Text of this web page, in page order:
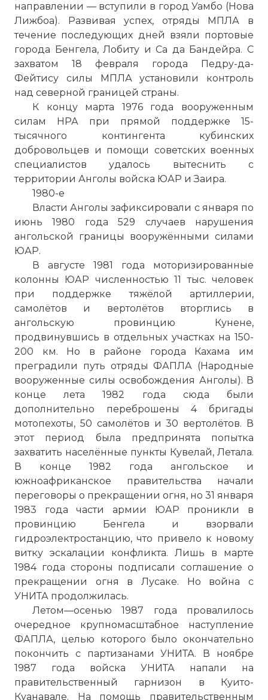
направлении — вступили в город Уамбо (Нова
Лижбоа). Развивая успех, отряды МПЛА в
течение последующих дней взяли портовые
города Бенгела, Лобиту и Са да Бандейра. С
захватом 18 февраля города Педру-да-
Фейтису силы МПЛА установили контроль
над северной границей страны.
К концу марта 1976 года вооруженным
силам НРА при прямой поддержке 15-
тысячного контингента кубинских
добровольцев и помощи советских военных
специалистов удалось вытеснить с
территории Анголы войска ЮАР и Заира.
1980-е
Власти Анголы зафиксировали с января по
июнь 1980 года 529 случаев нарушения
ангольской границы вооружёнными силами
ЮАР.
В августе 1981 года моторизированные
колонны ЮАР численностью 11 тыс. человек
при поддержке тяжёлой артиллерии,
самолётов и вертолётов вторглись в
ангольскую провинцию Кунене,
продвинувшись в отдельных участках на 150-
200 км. Но в районе города Кахама им
преградили путь отряды ФАПЛА (Народные
вооруженные силы освобождения Анголы). В
конце лета 1982 года сюда были
дополнительно переброшены 4 бригады
мотопехоты, 50 самолётов и 30 вертолётов. В
этот период была предпринята попытка
захватить населённые пункты Кувелай, Летала.
В конце 1982 года ангольское и
южноафриканское правительства начали
переговоры о прекращении огня, но 31 января
1983 года части армии ЮАР проникли в
провинцию Бенгела и взорвали
гидроэлектростанцию, что привело к новому
витку эскалации конфликта. Лишь в марте
1984 года стороны подписали соглашение о
прекращении огня в Лусаке. Но война с
УНИТА продолжилась.
Летом—осенью 1987 года провалилось
очередное крупномасштабное наступление
ФАПЛА, целью которого было окончательно
покончить с партизанами УНИТА. В ноябре
1987 года войска УНИТА напали на
правительственный гарнизон в Куито-
Куанавале. На помощь правительственным
☓
С момента, когда лидер Народного